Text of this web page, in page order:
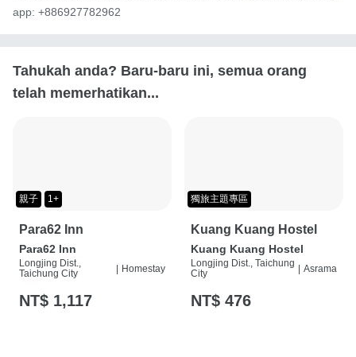
app: +886927782962
Tahukah anda? Baru-baru ini, semua orang
telah memerhatikan...
親子 1+
Para62 Inn
Para62 Inn
Longjing Dist.,
Taichung City
| Homestay
NT$ 1,117
獨旅主題專區
Kuang Kuang Hostel
Kuang Kuang Hostel
Longjing Dist., Taichung
City
| Asrama
NT$ 476